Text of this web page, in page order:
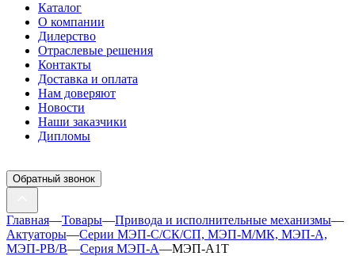
Каталог
О компании
Дилерство
Отраслевые решения
Контакты
Доставка и оплата
Нам доверяют
Новости
Наши заказчики
Дипломы
Обратный звонок
Главная—Товары—Привода и исполнительные механизмы—
Актуаторы—Серии МЭП-С/СК/СП, МЭП-М/МК, МЭП-А,
МЭП-РВ/В—Серия МЭП-А—МЭП-А1Т